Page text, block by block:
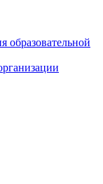
образовательной